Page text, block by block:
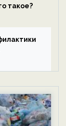
такое?